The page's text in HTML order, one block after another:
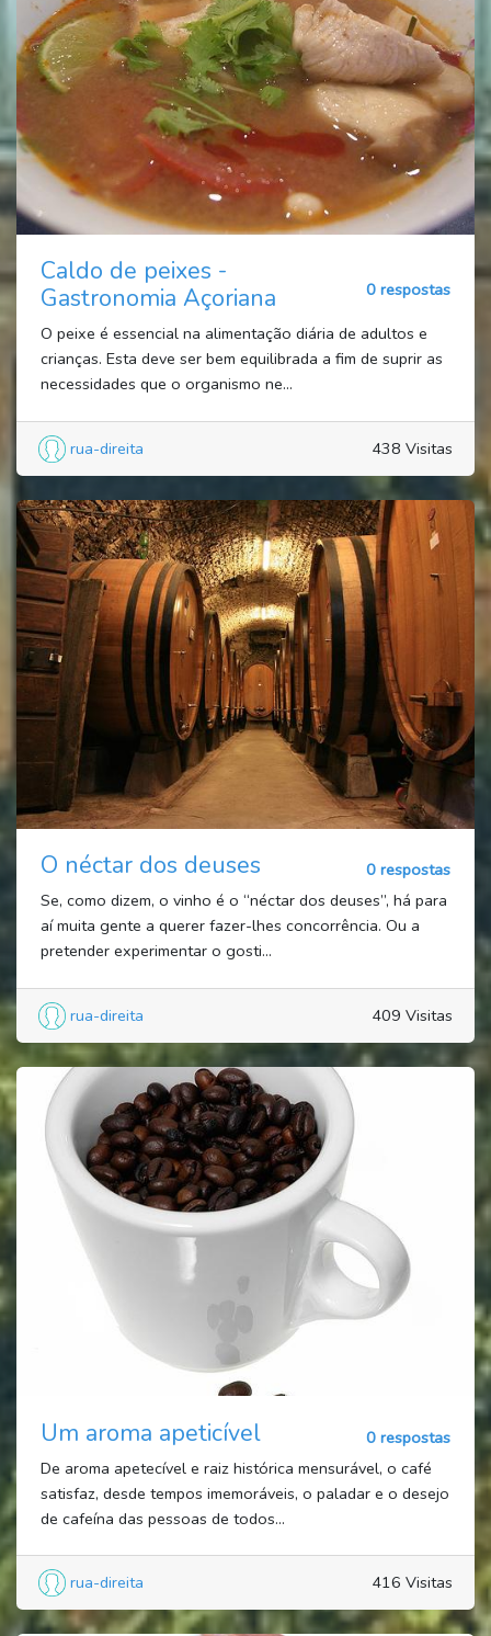
Caldo de peixes -
Gastronomia Açoriana
0 respostas
O peixe é essencial na alimentação diária de adultos e
crianças. Esta deve ser bem equilibrada a fim de suprir as
necessidades que o organismo ne...
rua-direita 438 Visitas
O néctar dos deuses
0 respostas
Se, como dizem, o vinho é o “néctar dos deuses”, há para
aí muita gente a querer fazer-lhes concorrência. Ou a
pretender experimentar o gosti...
rua-direita 409 Visitas
Um aroma apeticível
0 respostas
De aroma apetecível e raiz histórica mensurável, o café
satisfaz, desde tempos imemoráveis, o paladar e o desejo
de cafeína das pessoas de todos...
rua-direita 416 Visitas